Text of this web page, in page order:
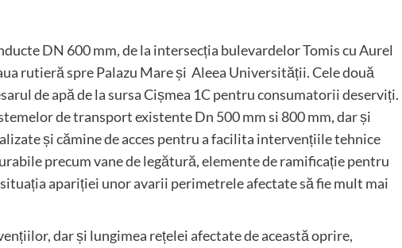
DN 600 mm, de la intersecția bulevardelor Tomis cu Aurel
rutieră spre Palazu Mare și Aleea Universității. Cele două
de apă de la sursa Cișmea 1C pentru consumatorii deserviți.
de transport existente Dn 500 mm si 800 mm, dar și
și cămine de acces pentru a facilita intervențiile tehnice
precum vane de legătură, elemente de ramificație pentru
apariției unor avarii perimetrele afectate să fie mult mai
dar și lungimea rețelei afectate de această oprire,